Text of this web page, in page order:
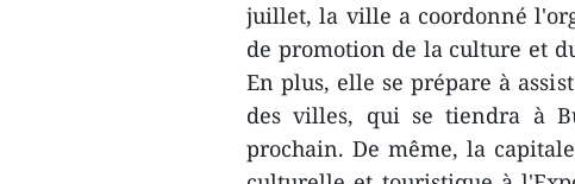
juillet, la ville a coordonné
de promotion de la culture et
En plus, elle se prépare à
des villes, qui se tiendra à
prochain. De même, la